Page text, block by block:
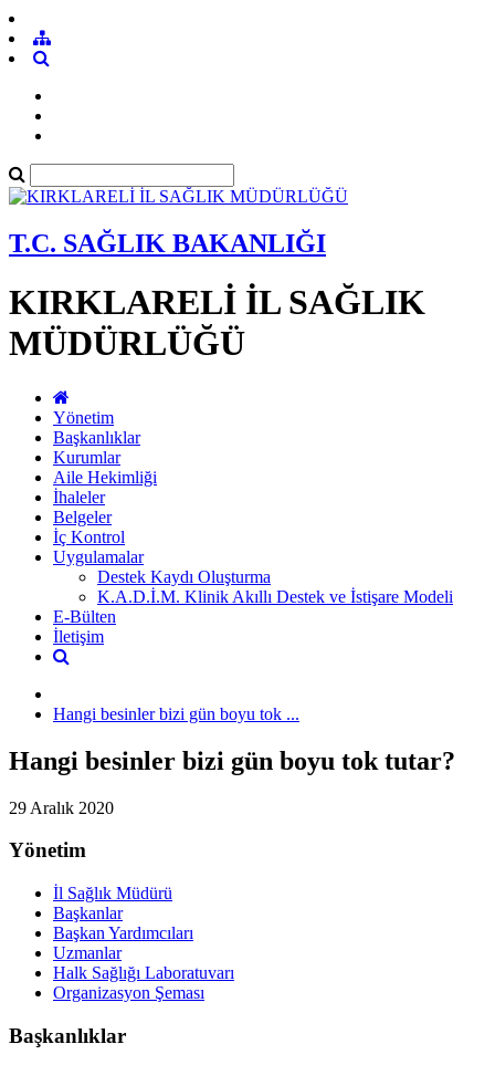
T.C. SAĞLIK BAKANLIĞI
KIRKLARELİ İL SAĞLIK
MÜDÜRLÜĞÜ
Yönetim
Başkanlıklar
Kurumlar
Aile Hekimliği
İhaleler
Belgeler
İç Kontrol
Uygulamalar
Destek Kaydı Oluşturma
K.A.D.İ.M. Klinik Akıllı Destek ve İstişare Modeli
E-Bülten
İletişim
Hangi besinler bizi gün boyu tok ...
Hangi besinler bizi gün boyu tok tutar?
29 Aralık 2020
Yönetim
İl Sağlık Müdürü
Başkanlar
Başkan Yardımcıları
Uzmanlar
Halk Sağlığı Laboratuvarı
Organizasyon Şeması
Başkanlıklar